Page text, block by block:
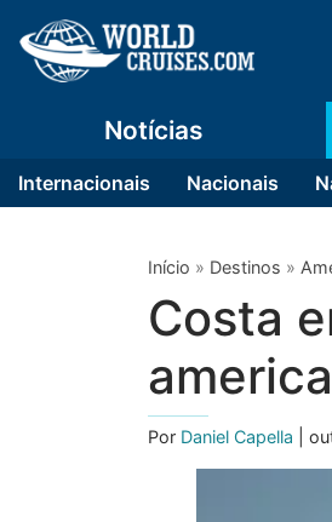
Notícias
Internacionais Nacionais
Início » Destinos »
Costa
Por Daniel Capella |